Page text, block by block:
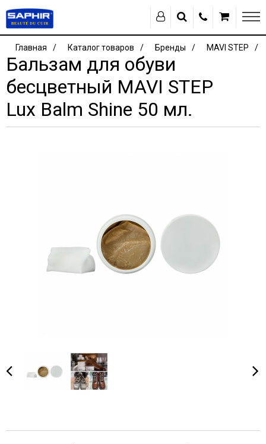
Главная Каталог товаров Бренды MAVI STEP
Бальзам для обуви
бесцветный MAVI STEP
Lux Balm Shine 50 мл.